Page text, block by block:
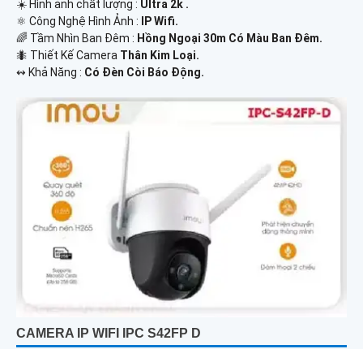
☀️ Hình ảnh chất lượng : Ultra 2k .
⚛️ Công Nghệ Hình Ảnh :
IP Wifi.
🌈 Tầm Nhìn Ban Đêm : Hồng Ngoại 30m Có Màu Ban Đêm.
🐜 Thiết Kế Camera Thân Kim Loại.
️↭ Khả Năng : Có Đèn Còi Báo Động.
CAMERA IP WIFI IPC S42FP D